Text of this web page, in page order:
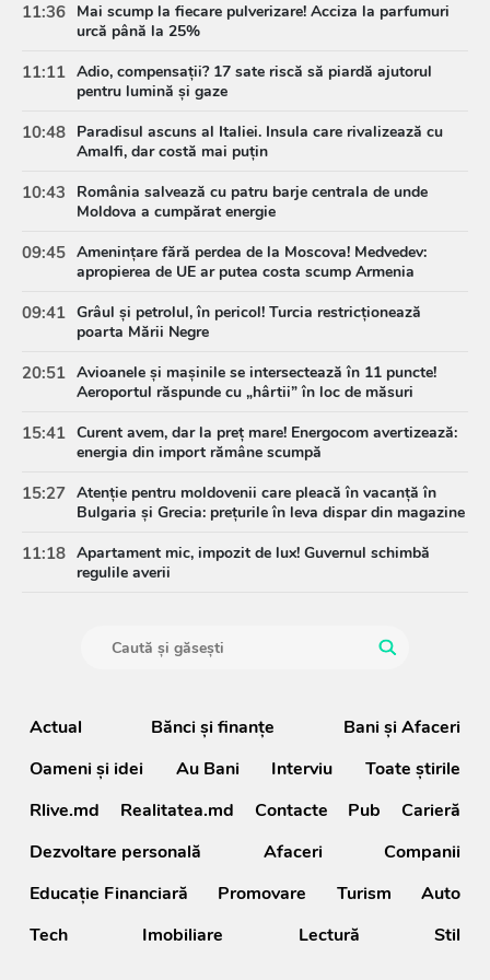
11:36 Mai scump la fiecare pulverizare! Acciza la parfumuri
urcă până la 25%
11:11 Adio, compensații? 17 sate riscă să piardă ajutorul
pentru lumină și gaze
10:48 Paradisul ascuns al Italiei. Insula care rivalizează cu
Amalfi, dar costă mai puțin
10:43
România salvează cu patru barje centrala de unde
Moldova a cumpărat energie
09:45 Amenințare fără perdea de la Moscova! Medvedev:
apropierea de UE ar putea costa scump Armenia
09:41 Grâul și petrolul, în pericol! Turcia restricționează
poarta Mării Negre
20:51 Avioanele și mașinile se intersectează în 11 puncte!
Aeroportul răspunde cu „hârtii” în loc de măsuri
15:41 Curent avem, dar la preț mare! Energocom avertizează:
energia din import rămâne scumpă
15:27 Atenție pentru moldovenii care pleacă în vacanță în
Bulgaria și Grecia: prețurile în leva dispar din magazine
11:18 Apartament mic, impozit de lux! Guvernul schimbă
regulile averii
Actual Bănci şi finanţe
Bani și Afaceri
Oameni şi idei
Au Bani Interviu
Toate știrile
Rlive.md
Realitatea.md Contacte Pub
Carieră
Dezvoltare personală
Afaceri
Companii
Educație Financiară
Promovare Turism
Auto
Tech
Imobiliare Lectură Stil